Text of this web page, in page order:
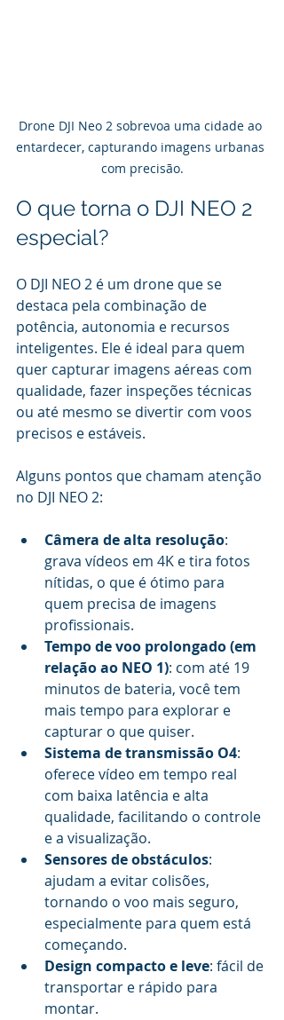
Drone DJI Neo 2 sobrevoa uma cidade ao
entardecer, capturando imagens urbanas
com precisão.
O que torna o DJI NEO 2
especial?
O DJI NEO 2 é um drone que se
destaca pela combinação de
potência, autonomia e recursos
inteligentes. Ele é ideal para quem
quer capturar imagens aéreas com
qualidade, fazer inspeções técnicas
ou até mesmo se divertir com voos
precisos e estáveis.
Alguns pontos que chamam atenção
no DJI NEO 2:
Câmera de alta resolução:
grava vídeos em 4K e tira fotos
nítidas, o que é ótimo para
quem precisa de imagens
profissionais.
Tempo de voo prolongado (em
relação ao NEO 1): com até 19
minutos de bateria, você tem
mais tempo para explorar e
capturar o que quiser.
Sistema de transmissão O4:
oferece vídeo em tempo real
com baixa latência e alta
qualidade, facilitando o controle
e a visualização.
Sensores de obstáculos:
ajudam a evitar colisões,
tornando o voo mais seguro,
especialmente para quem está
começando.
Design compacto e leve: fácil de
transportar e rápido para
montar.